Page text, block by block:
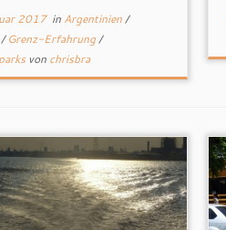
2017in Argentinien/
/Grenz-Erfahrung/
von chrisbra